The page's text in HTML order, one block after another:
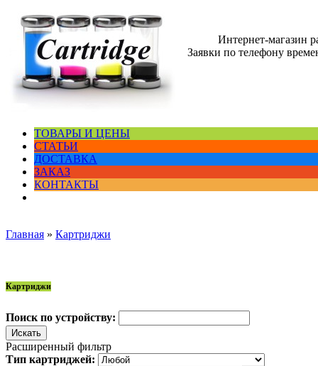
Интернет-магазин
Заявки по телефону
ТОВАРЫ И ЦЕНЫ
СТАТЬИ
ДОСТАВКА
ЗАКАЗ
КОНТАКТЫ
Главная » Картриджи
Картриджи
Поиск по устройству:
Расширенный фильтр
Тип картриджей: